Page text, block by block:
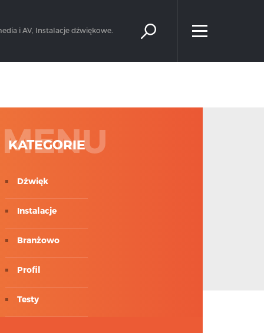
i AV, Instalacje dźwiękowe.
MENU
KATEGORIE
Dźwięk
Instalacje
Branżowo
Profil
Testy